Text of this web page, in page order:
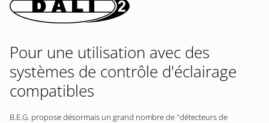
Pour une utilisation avec des
systèmes de contrôle d'éclairage
compatibles
B.E.G. propose désormais un grand nombre de "détecteurs de